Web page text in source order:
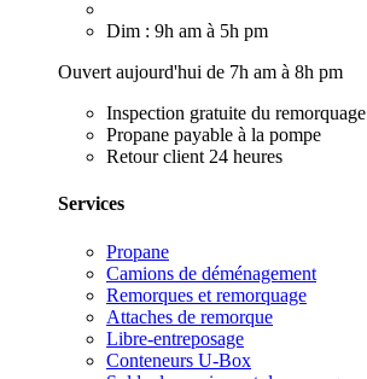
Dim : 9h am à 5h pm
Ouvert aujourd'hui de 7h am à 8h pm
Inspection gratuite du remorquage
Propane payable à la pompe
Retour client 24 heures
Services
Propane
Camions de déménagement
Remorques et remorquage
Attaches de remorque
Libre-entreposage
Conteneurs U-Box